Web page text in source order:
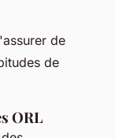
de
de
ORL